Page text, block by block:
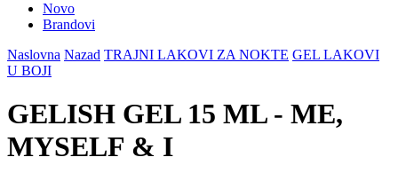
Novo
Brandovi
Naslovna Nazad TRAJNI LAKOVI ZA NOKTE GEL LAKOVI
U BOJI
GELISH GEL 15 ML - ME,
MYSELF & I